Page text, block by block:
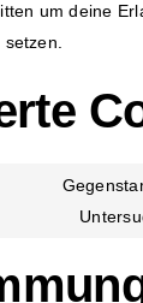
um deine